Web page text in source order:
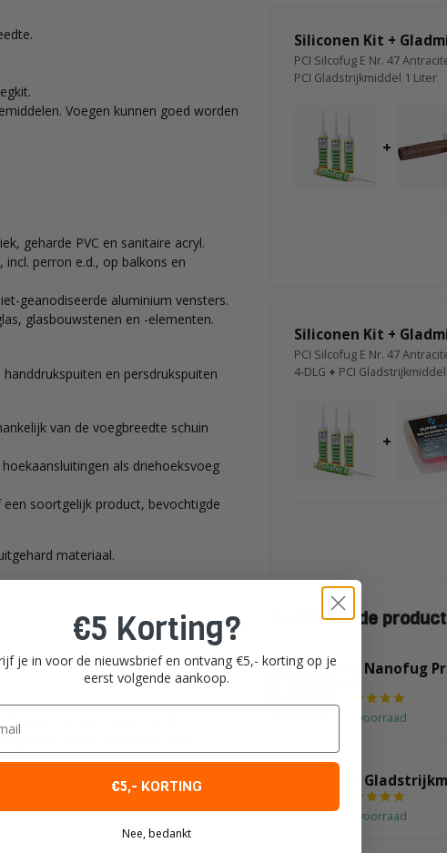
Voegen kunnen goed worden
geharde PVC en sanitaire acryl.
perron e.d., op balkons en
geanodiseerde aluminium vensters.
glasbouwstenen en -elementen.
en persdrukspuiten
van de voegbreedte schuin
als driehoeksvoeg
een soortgelijk product, bevochtigde
materiaal.
gelet dat de voegen worden
vuil en zeepresten een
Siliconen Kit +
PCI Silcofug E Nr. 47
PCI Gladstrijkmiddel 1 Liter
+
Siliconen Kit +
PCI Silcofug E Nr. 47
4-DLG + PCI
+
Gerelateerde
PCI Nanofug
Op voorraad
PCI
PCI
Op voorraad
€5 Korting?
je in voor de nieuwsbrief en ontvang €5,- korting op je
eerst volgende aankoop.
€5,- KORTING
Nee, bedankt